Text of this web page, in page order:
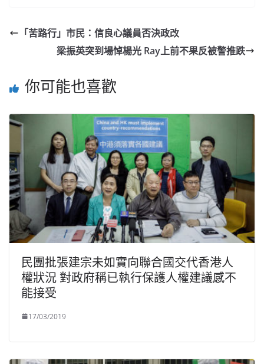
「苦路行」市民：信良心議員否決政改
梁振英突到場悼楊光 Ray上前不果反被警推跌
你可能也喜歡
民團批張建宗未如實向聯合國交代香港人
權狀況 對政府稱已執行保護人權建議感不
能接受
17/03/2019